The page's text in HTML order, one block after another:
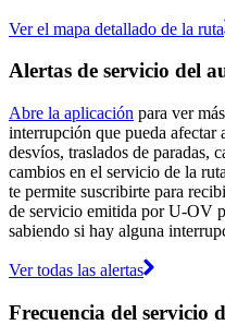
Ver el mapa detallado de la ruta
Alertas de servicio del
Abre la aplicación para ver
interrupción que pueda
desvíos, traslados de paradas,
cambios en el servicio de la
te permite suscribirte para
de servicio emitida por U-OV
sabiendo si hay alguna
Ver todas las alertas
Frecuencia del servicio